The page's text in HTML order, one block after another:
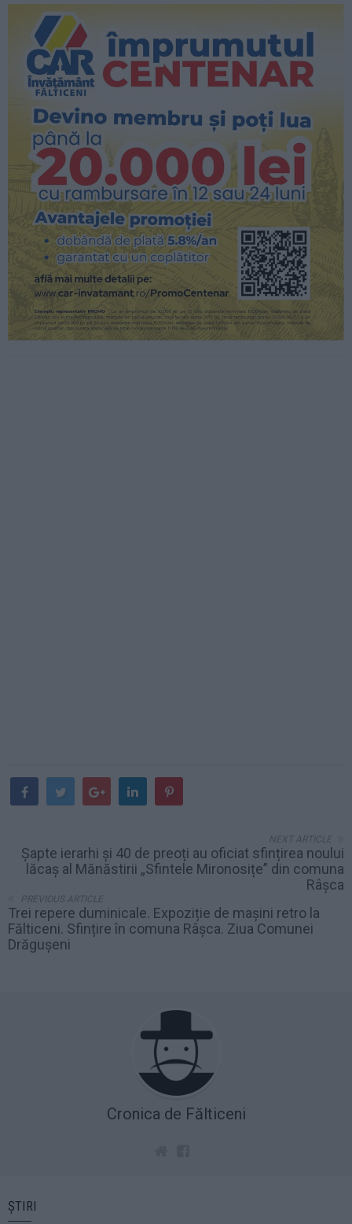
NEXT ARTICLE
Șapte ierarhi și 40 de preoți au oficiat sfințirea noului
lăcaș al Mănăstirii „Sfintele Mironosițe” din comuna
Râșca
PREVIOUS ARTICLE
Trei repere duminicale. Expoziție de mașini retro la
Fălticeni. Sfințire în comuna Râșca. Ziua Comunei
Drăgușeni
Cronica de Fălticeni
ȘTIRI